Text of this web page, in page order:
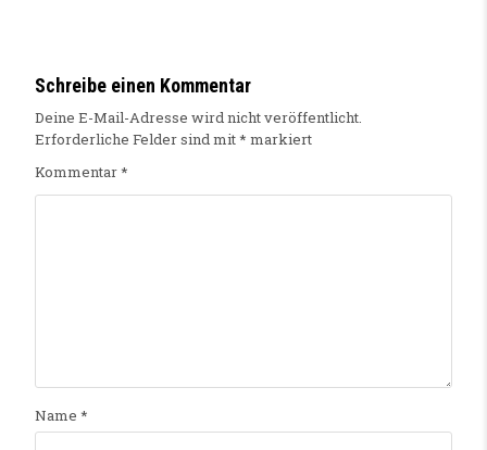
Schreibe einen Kommentar
Deine E-Mail-Adresse wird nicht veröffentlicht.
Erforderliche Felder sind mit* markiert
Kommentar*
Name *